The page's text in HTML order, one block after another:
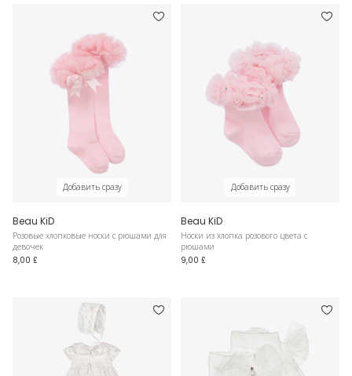
Добавить сразу
Beau KiD
Розовые хлопковые носки с рюшами для
девочек
8,00 £
Добавить сразу
Beau KiD
Носки из хлопка розового цвета с
рюшами
9,00 £